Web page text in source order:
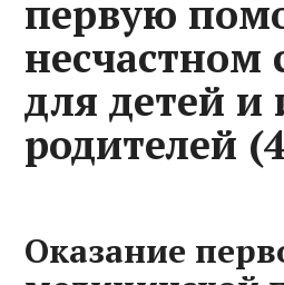
первую
несчастном
для детей и
родителей
Оказание